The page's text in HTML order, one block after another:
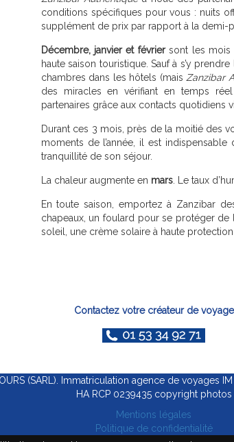
conditions spécifiques pour vous : nuits
supplément de prix par rapport à la demi-
Décembre, janvier et févriersont les mois
haute saison touristique. Sauf à s’y
chambres dans les hôtels (mais Zanzibar
des miracles en vérifiant en temps
partenaires grâce aux contacts quotidiens
Durant ces 3 mois, près de la moitié des
moments de l’année, il est
tranquillité de son séjour.
La chaleur augmente en mars. Le taux
En toute saison, emportez à Zanzibar
chapeaux, un foulard pour se protéger
soleil, une crème solaire à haute
Contactez votre créateur de voyage
(SARL). Immatriculation agence de voyages
HA RCP 0239435 copyright photos
Mentions légales
Politique de confidentialité